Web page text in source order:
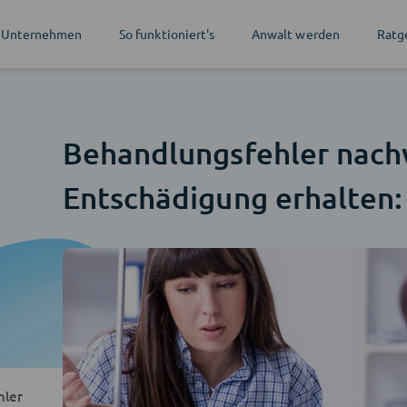
So funktioniert's Anwalt werden
Behandlungsfehler
Entschädigung erhalten: